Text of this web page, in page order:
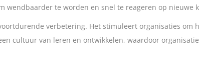
te worden en snel te reageren op nieuwe
verbetering. Het stimuleert organisaties
cultuur van leren en ontwikkelen, waardoor